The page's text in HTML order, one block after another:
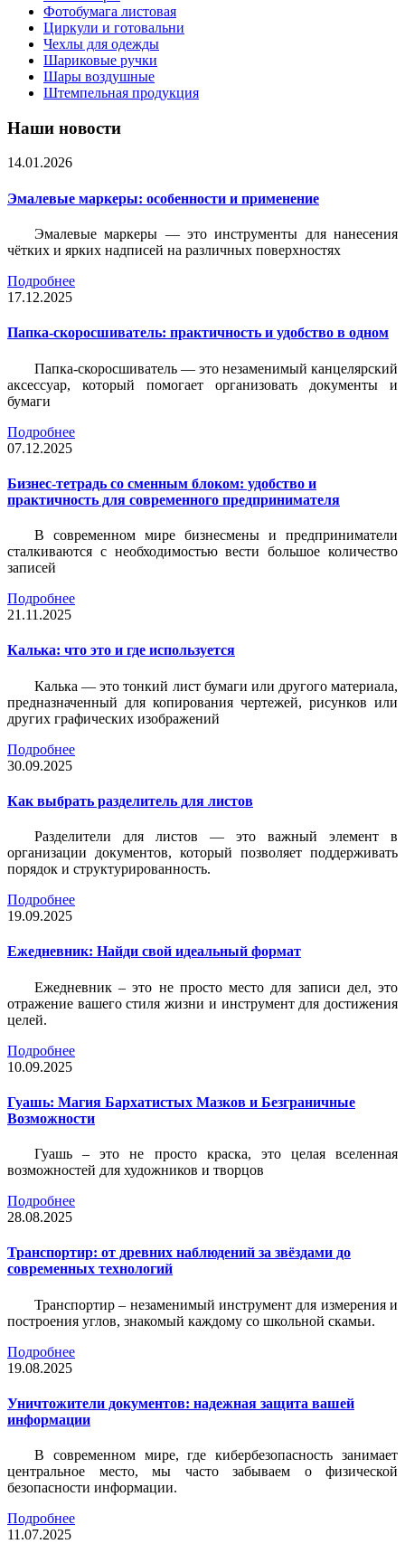
Фотобумага листовая
Циркули и готовальни
Чехлы для одежды
Шариковые ручки
Шары воздушные
Штемпельная продукция
Наши новости
14.01.2026
Эмалевые маркеры: особенности и применение
Эмалевые маркеры — это инструменты для нанесения
чётких и ярких надписей на различных поверхностях
Подробнее
17.12.2025
Папка-скоросшиватель: практичность и удобство в одном
Папка-скоросшиватель — это незаменимый канцелярский
аксессуар, который помогает организовать документы и
бумаги
Подробнее
07.12.2025
Бизнес-тетрадь со сменным блоком: удобство и
практичность для современного предпринимателя
В современном мире бизнесмены и предприниматели
сталкиваются с необходимостью вести большое количество
записей
Подробнее
21.11.2025
Калька: что это и где используется
Калька — это тонкий лист бумаги или другого материала,
предназначенный для копирования чертежей, рисунков или
других графических изображений
Подробнее
30.09.2025
Как выбрать разделитель для листов
Разделители для листов — это важный элемент в
организации документов, который позволяет поддерживать
порядок и структурированность.
Подробнее
19.09.2025
Ежедневник: Найди свой идеальный формат
Ежедневник – это не просто место для записи дел, это
отражение вашего стиля жизни и инструмент для достижения
целей.
Подробнее
10.09.2025
Гуашь: Магия Бархатистых Мазков и Безграничные
Возможности
Гуашь – это не просто краска, это целая вселенная
возможностей для художников и творцов
Подробнее
28.08.2025
Транспортир: от древних наблюдений за звёздами до
современных технологий
Транспортир – незаменимый инструмент для измерения и
построения углов, знакомый каждому со школьной скамьи.
Подробнее
19.08.2025
Уничтожители документов: надежная защита вашей
информации
В современном мире, где кибербезопасность занимает
центральное место, мы часто забываем о физической
безопасности информации.
Подробнее
11.07.2025